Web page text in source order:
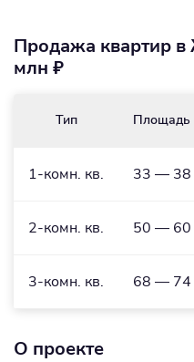
Продажа квартир
млн ₽
Тип Площадь
1-комн. кв. 33 — 38
2-комн. кв. 50 — 60
3-комн. кв. 68 — 74
О проекте